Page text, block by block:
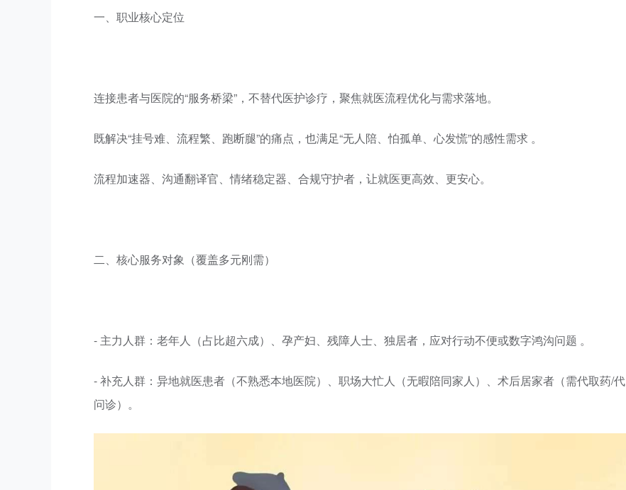
一、职业核心定位
连接患者与医院的“服务桥梁”，不替代医护诊疗，聚焦就医流程优化与需求落地。
既解决“挂号难、流程繁、跑断腿”的痛点，也满足“无人陪、怕孤单、心发慌”的感性需求 。
流程加速器、沟通翻译官、情绪稳定器、合规守护者，让就医更高效、更安心。
二、核心服务对象（覆盖多元刚需）
- 主力人群：老年人（占比超六成）、孕产妇、残障人士、独居者，应对行动不便或数字鸿沟问题 。
- 补充人群：异地就医患者（不熟悉本地医院）、职场大忙人（无暇陪同家人）、术后居家者（需代取药/代
问诊）。